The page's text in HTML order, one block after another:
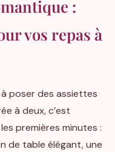
:
vos repas à
poser des assiettes
à deux, c’est
premières minutes :
de table élégant, une